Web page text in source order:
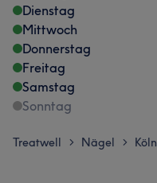
Dienstag
Mittwoch
Donnerstag
Freitag
Samstag
Sonntag
Treatwell > Nägel > Köln